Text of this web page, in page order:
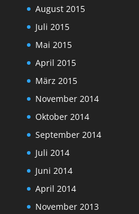
August 2015
Juli 2015
Mai 2015
April 2015
März 2015
November 2014
Oktober 2014
September 2014
Juli 2014
Juni 2014
April 2014
November 2013